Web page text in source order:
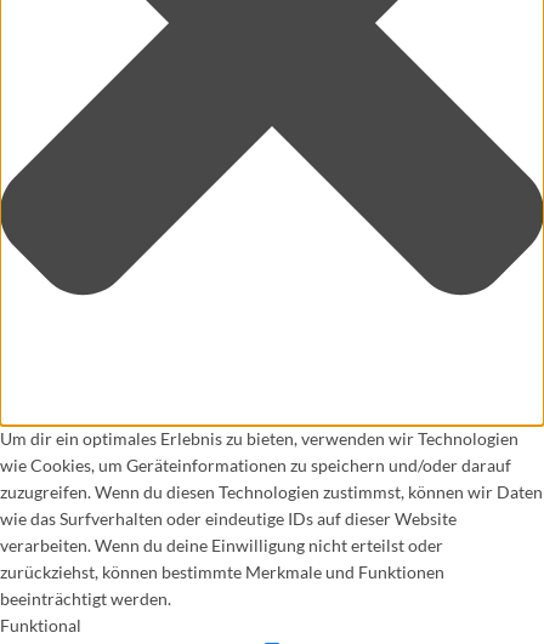
Um dir ein optimales Erlebnis zu bieten, verwenden wir Technologien
wie Cookies, um Geräteinformationen zu speichern und/oder darauf
zuzugreifen. Wenn du diesen Technologien zustimmst, können wir Daten
wie das Surfverhalten oder eindeutige IDs auf dieser Website
verarbeiten. Wenn du deine Einwilligung nicht erteilst oder
zurückziehst, können bestimmte Merkmale und Funktionen
beeinträchtigt werden.
Funktional